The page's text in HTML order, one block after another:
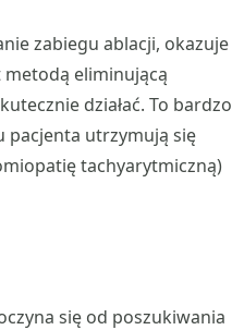
zabiegu ablacji, okazuje
metodą eliminującą
działać. To bardzo
pacjenta utrzymują się
tachyarytmiczną)
się od poszukiwania